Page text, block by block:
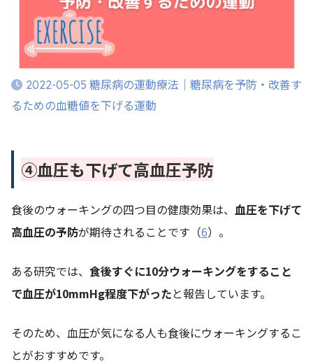
2022-05-05 糖尿病の運動療法｜糖尿病を予防・改善す
るための血糖値を下げる運動
④血圧も下げて高血圧予防
食後のウォーキングの四つ目の健康効果は、 血圧を下げて
高血圧の予防が期待されることです（6）。
ある研究では、 食後すぐに10分ウォーキングをすること
で血圧が10mmHg程度下がったと報告しています。
そのため、血圧が気になる人も食後にウォーキングするこ
とがおすすめです。